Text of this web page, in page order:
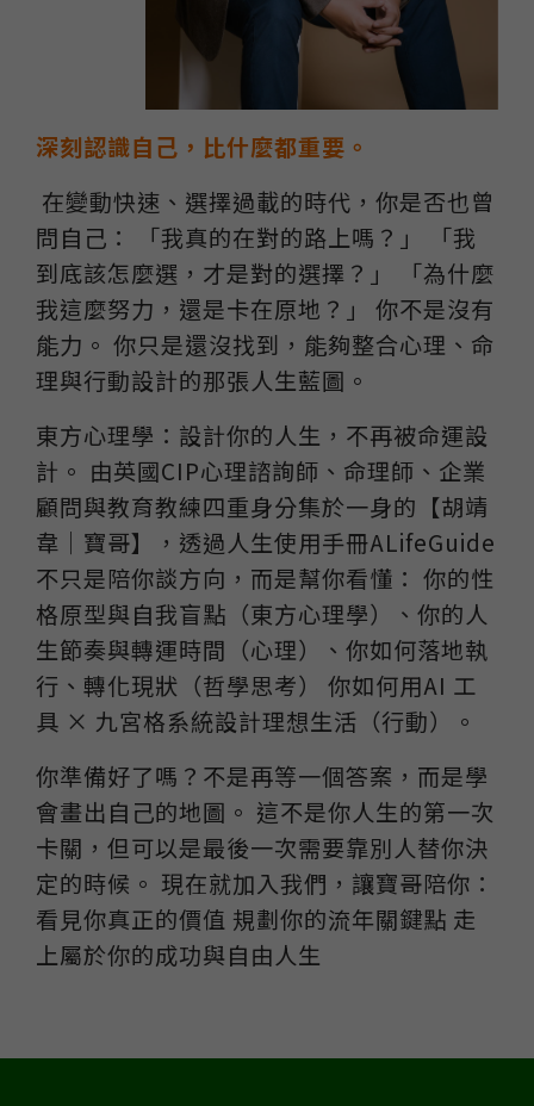
深刻認識自己，比什麼都重要。
在變動快速、選擇過載的時代，你是否也曾
問自己： 「我真的在對的路上嗎？」 「我
到底該怎麼選，才是對的選擇？」 「為什麼
我這麼努力，還是卡在原地？」 你不是沒有
能力。 你只是還沒找到，能夠整合心理、命
理與行動設計的那張人生藍圖。
東方心理學：設計你的人生，不再被命運設
計。 由英國CIP心理諮詢師、命理師、企業
顧問與教育教練四重身分集於一身的【胡靖
韋｜寶哥】，透過人生使用手冊ALifeGuide
不只是陪你談方向，而是幫你看懂： 你的性
格原型與自我盲點（東方心理學）、你的人
生節奏與轉運時間（心理）、你如何落地執
行、轉化現狀（哲學思考） 你如何用AI 工
具 × 九宮格系統設計理想生活（行動）。
你準備好了嗎？不是再等一個答案，而是學
會畫出自己的地圖。 這不是你人生的第一次
卡關，但可以是最後一次需要靠別人替你決
定的時候。 現在就加入我們，讓寶哥陪你：
看見你真正的價值 規劃你的流年關鍵點 走
上屬於你的成功與自由人生